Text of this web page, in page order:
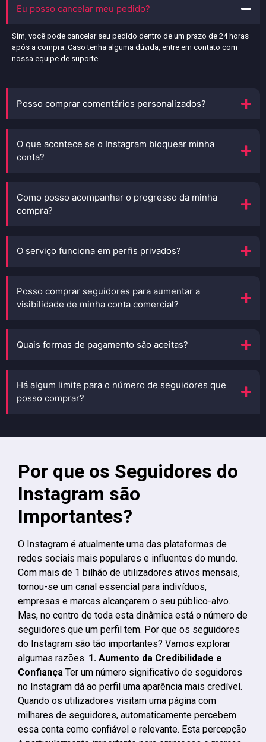
Eu posso cancelar meu pedido?
Sim, você pode cancelar seu pedido dentro de um prazo de 24 horas
após a compra. Caso tenha alguma dúvida, entre em contato com
nossa equipe de suporte.
Posso comprar comentários personalizados?
O que acontece se o Instagram bloquear minha
conta?
Como posso acompanhar o progresso da minha
compra?
O serviço funciona em perfis privados?
Posso comprar seguidores para aumentar a
visibilidade de minha conta comercial?
Quais formas de pagamento são aceitas?
Há algum limite para o número de seguidores que
posso comprar?
Por que os Seguidores do
Instagram são
Importantes?
O Instagram é atualmente uma das plataformas de
redes sociais mais populares e influentes do mundo.
Com mais de 1 bilhão de utilizadores ativos mensais,
tornou-se um canal essencial para indivíduos,
empresas e marcas alcançarem o seu público-alvo.
Mas, no centro de toda esta dinâmica está o número de
seguidores que um perfil tem. Por que os seguidores
do Instagram são tão importantes? Vamos explorar
algumas razões. 1. Aumento da Credibilidade e
Confiança Ter um número significativo de seguidores
no Instagram dá ao perfil uma aparência mais credível.
Quando os utilizadores visitam uma página com
milhares de seguidores, automaticamente percebem
essa conta como confiável e relevante. Esta percepção